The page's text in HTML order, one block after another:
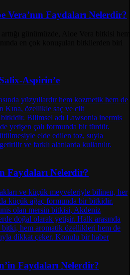
Vera’nın Faydaları Nelerdir?
Aspirin’e
Faydaları Nelerdir?
Faydaları Nelerdir?